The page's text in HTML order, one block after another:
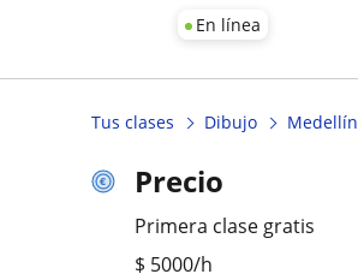
En línea
Tus clases Dibujo Medellín
Precio
Primera clase gratis
$ 5000/h